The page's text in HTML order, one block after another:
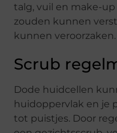
talg, vuil en make-
zouden kunnen
kunnen veroorzaken.
Scrub
Dode huidcellen
huidoppervlak en je
tot puistjes. Door